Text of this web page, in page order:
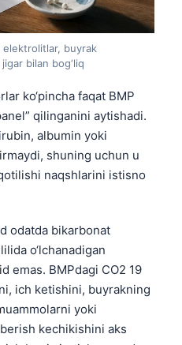
elektrolitlar, buyrak
bilan bog‘liq
ko‘pincha faqat BMP
qilinganini aytishadi.
albumin yoki
shuning uchun u
naqshlarini istisno
odatda bikarbonat
o‘lchanadigan
emas. BMPdagi CO2 19
ich ketishini, buyrakning
yoki
kechikishini aks